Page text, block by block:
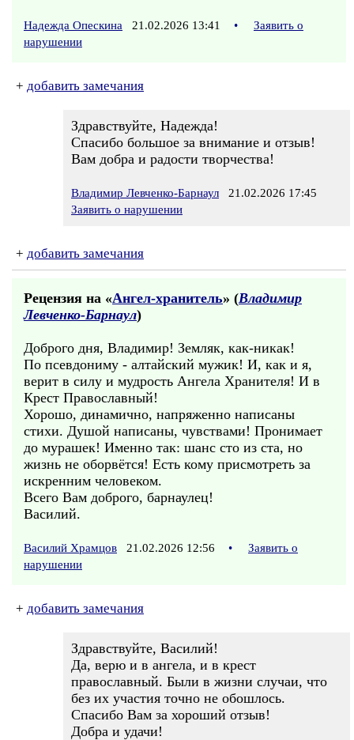
Надежда Опескина 21.02.2026 13:41 •
Заявить о
нарушении
+ добавить замечания
Здравствуйте, Надежда!
Спасибо большое за внимание и отзыв!
Вам добра и радости творчества!
Владимир Левченко-Барнаул 21.02.2026 17:45
Заявить о нарушении
+ добавить замечания
Рецензия на «Ангел-хранитель» (Владимир
Левченко-Барнаул)
Доброго дня, Владимир! Земляк, как-никак!
По псевдониму - алтайский мужик! И, как и я,
верит в силу и мудрость Ангела Хранителя! И в
Крест Православный!
Хорошо, динамично, напряженно написаны
стихи. Душой написаны, чувствами! Пронимает
до мурашек! Именно так: шанс сто из ста, но
жизнь не оборвётся! Есть кому присмотреть за
искренним человеком.
Всего Вам доброго, барнаулец!
Василий.
Василий Храмцов 21.02.2026 12:56 •
Заявить о
нарушении
+ добавить замечания
Здравствуйте, Василий!
Да, верю и в ангела, и в крест
православный. Были в жизни случаи, что
без их участия точно не обошлось.
Спасибо Вам за хороший отзыв!
Добра и удачи!